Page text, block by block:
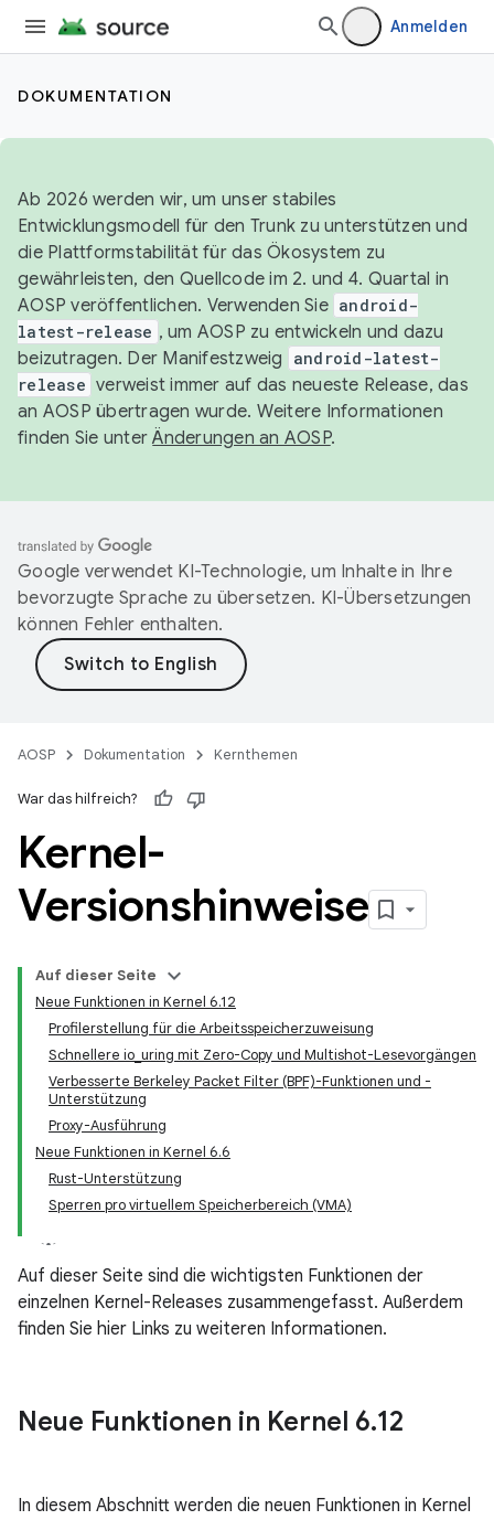
Anmelden
DOKUMENTATION
Ab 2026 werden wir, um unser stabiles
Entwicklungsmodell für den Trunk zu unterstützen und
die Plattformstabilität für das Ökosystem zu
gewährleisten, den Quellcode im 2. und 4. Quartal in
AOSP veröffentlichen. Verwenden Sie android-
latest-release , um AOSP zu entwickeln und dazu
beizutragen. Der Manifestzweig
android-latest-
release verweist immer auf das neueste Release, das
an AOSP übertragen wurde. Weitere Informationen
finden Sie unterÄnderungen an AOSP.
Google verwendet KI-Technologie, um Inhalte in Ihre
bevorzugte Sprache zu übersetzen. KI-Übersetzungen
können Fehler enthalten.
AOSP Dokumentation Kernthemen
War das hilfreich?
Kernel-
Versionshinweise
Auf dieser Seite
Neue Funktionen in Kernel 6.12
Profilerstellung für die Arbeitsspeicherzuweisung
Schnellere io_uring mit Zero-Copy und Multishot-Lesevorgängen
Verbesserte Berkeley Packet Filter (BPF)-Funktionen und -
Unterstützung
Proxy-Ausführung
Neue Funktionen in Kernel 6.6
Rust-Unterstützung
Sperren pro virtuellem Speicherbereich (VMA)
Auf dieser Seite sind die wichtigsten Funktionen der
einzelnen Kernel-Releases zusammengefasst. Außerdem
finden Sie hier Links zu weiteren Informationen.
Neue Funktionen in Kernel 6.12
In diesem Abschnitt werden die neuen Funktionen in Kernel